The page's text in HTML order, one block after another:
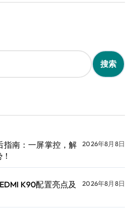
指南：一屏掌控，解
2026年8月8日
K90配置亮点及
2026年8月8日